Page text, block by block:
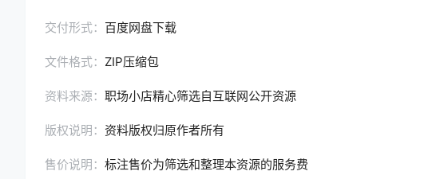
交付形式： 百度网盘下载
文件格式： ZIP压缩包
资料来源： 职场小店精心筛选自互联网公开资源
版权说明： 资料版权归原作者所有
售价说明： 标注售价为筛选和整理本资源的服务费